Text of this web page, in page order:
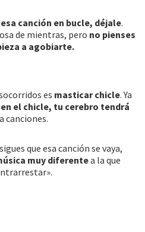
canción en bucle, déjale.
de mientras, pero no pienses
a agobiarte.
es masticar chicle. Ya
el chicle, tu cerebro tendrá
canciones.
que esa canción se vaya,
muy diferentea la que